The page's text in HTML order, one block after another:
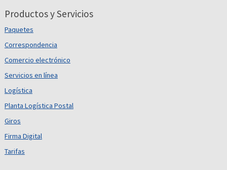
Productos y Servicios
Paquetes
Correspondencia
Comercio electrónico
Servicios en línea
Logística
Planta Logística Postal
Giros
Firma Digital
Tarifas